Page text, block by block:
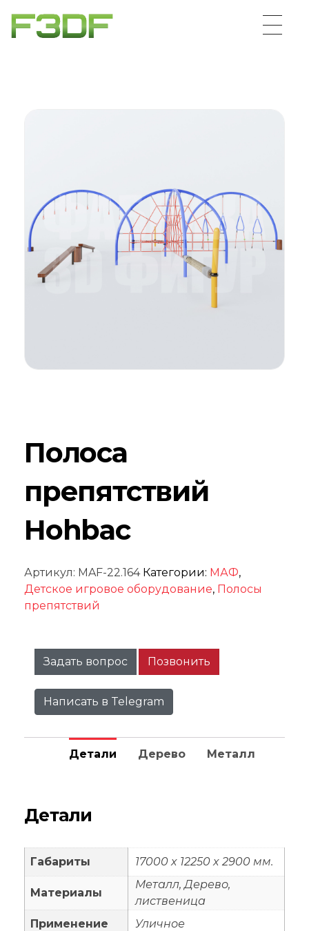
Полоса
препятствий
Hohbac
Артикул: MAF-22.164 Категории: МАФ,
Детское игровое оборудование, Полосы
препятствий
Задать вопрос Позвонить
Написать в Telegram
Детали Дерево Металл
Детали
Габариты 17000 x 12250 x 2900 мм.
Материалы
Металл, Дерево,
лиственица
Применение
Уличное